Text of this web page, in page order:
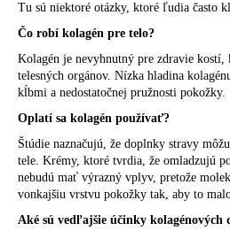
Tu sú niektoré otázky, ktoré ľudia často
Čo robí kolagén pre telo?
Kolagén je nevyhnutný pre zdravie kostí,
telesných orgánov. Nízka hladina
kĺbmi a nedostatočnej pružnosti pokožky.
Oplatí sa kolagén používať?
Štúdie naznačujú, že doplnky stravy
tele. Krémy, ktoré tvrdia, že omladzujú
nebudú mať výrazný vplyv, pretože
vonkajšiu vrstvu pokožky tak, aby to
Aké sú vedľajšie účinky kolagénových